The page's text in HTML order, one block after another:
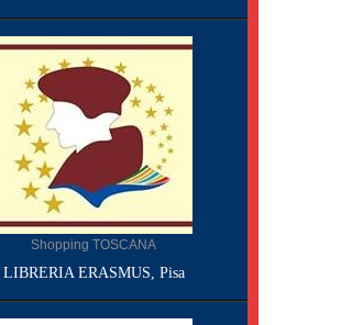
Shopping TOSCANA
LIBRERIA ERASMUS, Pisa